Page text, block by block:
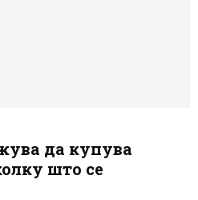
да купува
што се